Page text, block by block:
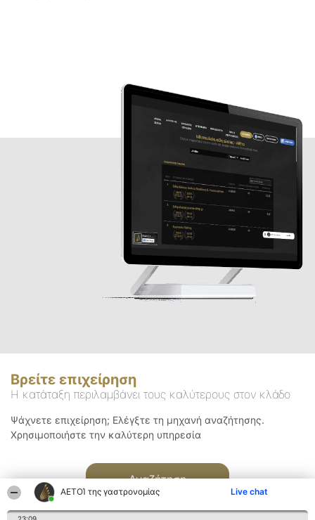
ΑΕΤΟΊ της γαστρονομίας Live chat
Βρείτε επιχείρηση
Η κατάταξη περιλαμβάνει τους καλύτερους στον κλάδο
Ψάχνετε επιχείρηση; Ελέγξτε τη μηχανή αναζήτησης.
Χρησιμοποιήστε την καλύτερη υπηρεσία
Αναζήτηση